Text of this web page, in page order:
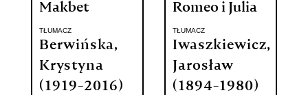
Makbet
TŁUMACZ
Berwińska,
Krystyna
(1919-2016)
Romeo i Julia
TŁUMACZ
Iwaszkiewicz,
Jarosław
(1894-1980)